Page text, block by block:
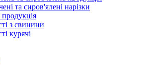
та сиров'ялені нарізки
з свинини
курячі